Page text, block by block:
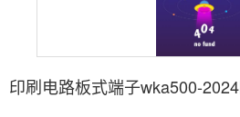
印刷电路板式端子wka500-